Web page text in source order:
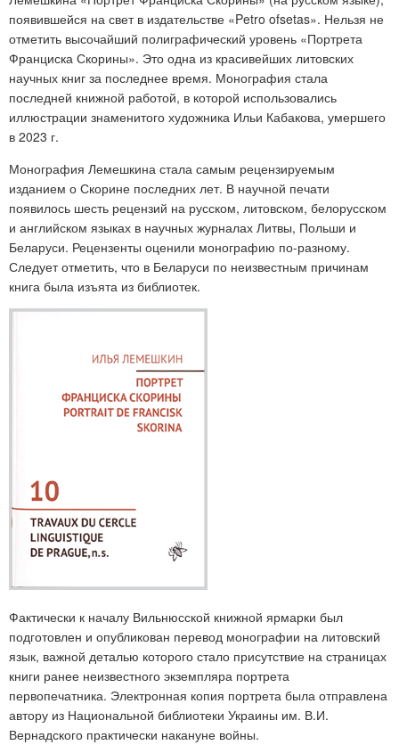
появившейся на свет в издательстве «Petro ofsetas». Нельзя не
отметить высочайший полиграфический уровень «Портрета
Франциска Скорины». Это одна из красивейших литовских
научных книг за последнее время. Монография стала
последней книжной работой, в которой использовались
иллюстрации знаменитого художника Ильи Кабакова, умершего
в 2023 г.
Монография Лемешкина стала самым рецензируемым
изданием о Скорине последних лет. В научной печати
появилось шесть рецензий на русском, литовском, белорусском
и английском языках в научных журналах Литвы, Польши и
Беларуси. Рецензенты оценили монографию по-разному.
Следует отметить, что в Беларуси по неизвестным причинам
книга была изъята из библиотек.
Фактически к началу Вильнюсской книжной ярмарки был
подготовлен и опубликован перевод монографии на литовский
язык, важной деталью которого стало присутствие на страницах
книги ранее неизвестного экземпляра портрета
первопечатника. Электронная копия портрета была отправлена
автору из Национальной библиотеки Украины им. В.И.
Вернадского практически накануне войны.